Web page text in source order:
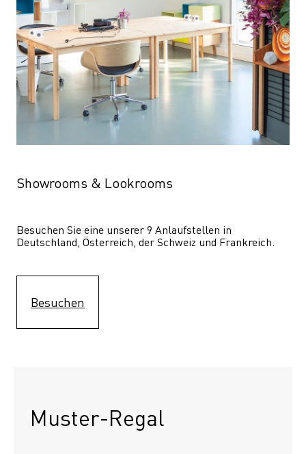
Showrooms & Lookrooms
Besuchen Sie eine unserer 9 Anlaufstellen in
Deutschland, Österreich, der Schweiz und Frankreich.
Besuchen
Muster-Regal